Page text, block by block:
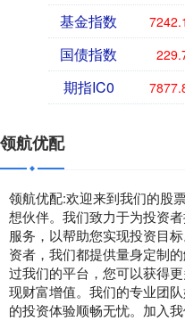
基金指数
国债指数
期指IC0
领航优配
领航优配:欢迎来到我们的股
想伙伴。我们致力于为投资
服务，以帮助您实现投资目
资者，我们都提供量身定制
过我们的平台，您可以获得
现财富增值。我们的专业团
的投资体验顺畅无忧。加入